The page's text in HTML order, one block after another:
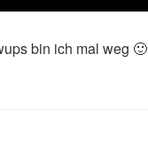
bin ich mal weg 🙂